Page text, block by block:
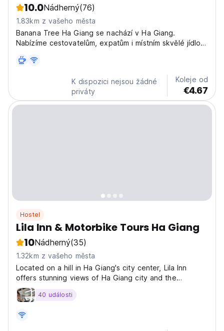
10.0Nádherný(76)
1.83km z vašeho města
Banana Tree Ha Giang se nachází v Ha Giang.
Nabízíme cestovatelům, expatům i místním skvělé jídlo,
K dispozici nejsou žádné
priváty
Koleje od
€4.67
Hostel
Lila Inn & Motorbike Tours Ha Giang
10Nádherný(35)
1.32km z vašeho města
Located on a hill in Ha Giang's city center, Lila Inn
offers stunning views of Ha Giang city and the
surrounding mountains. The hostel features units with
magnetic lock doors, seating areas, free Wi-Fi, and
40 události